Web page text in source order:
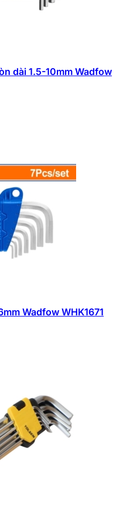
dài 1.5-10mm Wadfow
Wadfow WHK1671